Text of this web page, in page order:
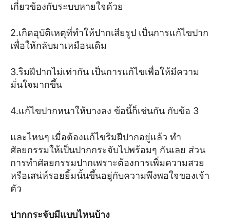
เกี่ยวข้องกับระบบหายใจด้วย
2.เกิดอุบัติเหตุที่ทำให้ปากเสียรูป เป็นการแก้ไขปาก
เพื่อให้กลับมาเหมือนเดิม
3.ริมฝีปากไม่เท่ากัน เป็นการแก้ไขเพื่อให้มีความ
มั่นใจมากขึ้น
4.แก้ไขปากหนาให้บางลง ข้อนี้ก็เช่นกัน กับข้อ 3
และไหนๆ เมื่อต้องแก้ไขริมฝีปากอยู่แล้ว ทำ
ศัลยกรรมให้เป็นปากกระจับไปพร้อมๆ กันเลย ส่วน
การทำศัลยกรรมปากเพราะต้องการเพิ่มความสวย
หรือเสน่ห์รอยยิ้มนั้นขึ้นอยู่กับความพึงพอใจของเจ้า
ตัว
ปากกระจับมีแบบไหนบ้าง